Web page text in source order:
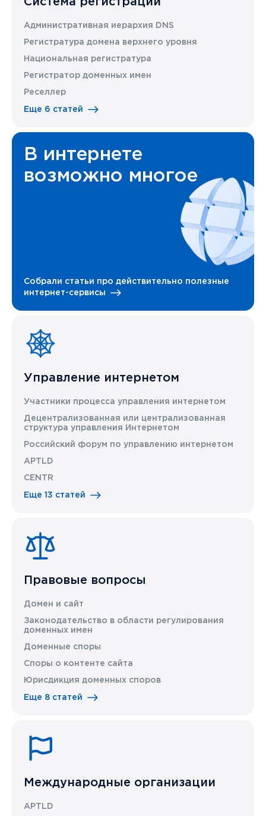
Административная иерархия DNS
Регистратура домена верхнего уровня
Национальная регистратура
Регистратор доменных имен
Реселлер
Еще 6 статей
В интернете
возможно многое
Собрали статьи про действительно полезные
интернет-сервисы
Управление интернетом
Участники процесса управления интернетом
Децентрализованная или централизованная
структура управления Интернетом
Российский форум по управлению интернетом
APTLD
CENTR
Еще 13 статей
Правовые вопросы
Домен и сайт
Законодательство в области регулирования
доменных имен
Доменные споры
Споры о контенте сайта
Юрисдикция доменных споров
Еще 8 статей
Международные организации
APTLD